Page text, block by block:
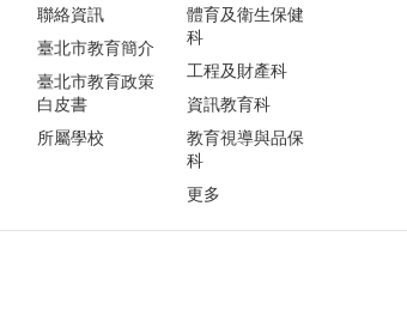
聯絡資訊
臺北市教育簡介
臺北市教育政策
白皮書
所屬學校
體育及衛生保健
科
工程及財產科
資訊教育科
教育視導與品保
科
更多